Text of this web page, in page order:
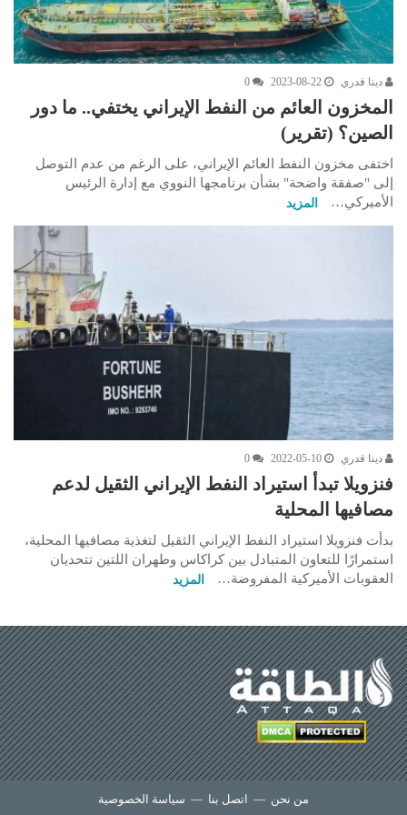
دينا قدري 2023-08-22
0
المخزون العائم من النفط الإيراني يختفي.. ما دور
الصين؟ (تقرير)
اختفى مخزون النفط العائم الإيراني، على الرغم من عدم التوصل
إلى "صفقة واضحة" بشأن برنامجها النووي مع إدارة الرئيس
الأميركي…
المزيد
دينا قدري 2022-05-10
0
فنزويلا تبدأ استيراد النفط الإيراني الثقيل لدعم
مصافيها المحلية
بدأت فنزويلا استيراد النفط الإيراني الثقيل لتغذية مصافيها المحلية،
استمرارًا للتعاون المتبادل بين كراكاس وطهران اللتين تتحديان
العقوبات الأميركية المفروضة…
المزيد
من نحن — اتصل بنا — سياسة الخصوصية